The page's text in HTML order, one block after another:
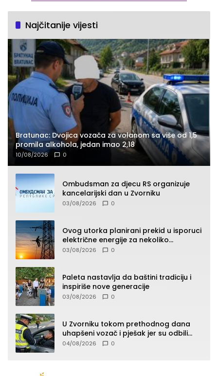
Najčitanije vijesti
Bratunac: Dvojica vozača za volanom sa više od 1,5
promila alkohola, jedan imao 2,18
10/08/2026 0
Ombudsman za djecu RS organizuje
kancelarijski dan u Zvorniku
03/08/2026 0
Ovog utorka planirani prekid u isporuci
električne energije za nekoliko
zvorničkih naselja
03/08/2026 0
Paleta nastavlja da baštini tradiciju i
inspiriše nove generacije
03/08/2026 0
U Zvorniku tokom prethodnog dana
uhapšeni vozač i pješak jer su odbili
testiranje na prisustvo droge
04/08/2026 0